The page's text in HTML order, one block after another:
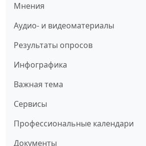
Мнения
Аудио- и видеоматериалы
Результаты опросов
Инфографика
Важная тема
Сервисы
Профессиональные календари
Документы